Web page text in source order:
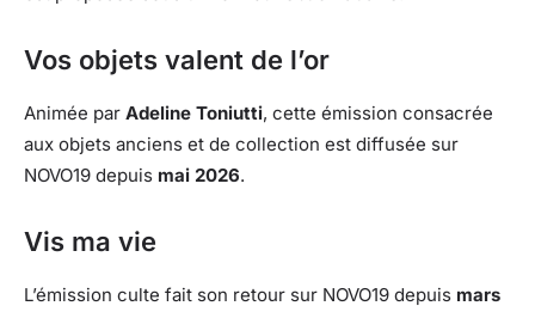
Vos objets valent de l’or
Animée par Adeline Toniutti, cette émission consacrée
aux objets anciens et de collection est diffusée sur
NOVO19 depuis mai 2026.
Vis ma vie
L’émission culte fait son retour sur NOVO19 depuis mars